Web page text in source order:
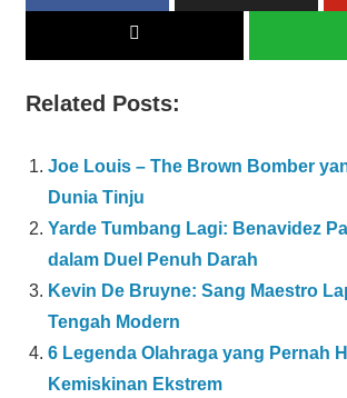
Related Posts:
Joe Louis – The Brown Bomber
Dunia Tinju
Yarde Tumbang Lagi: Benavidez
dalam Duel Penuh Darah
Kevin De Bruyne: Sang Maestro
Tengah Modern
6 Legenda Olahraga yang Pernah
Kemiskinan Ekstrem